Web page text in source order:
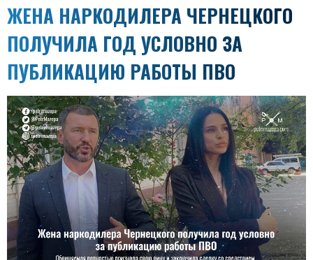
ЖЕНА НАРКОДИЛЕРА ЧЕРНЕЦКОГО
ПОЛУЧИЛА ГОД УСЛОВНО ЗА
ПУБЛИКАЦИЮ РАБОТЫ ПВО